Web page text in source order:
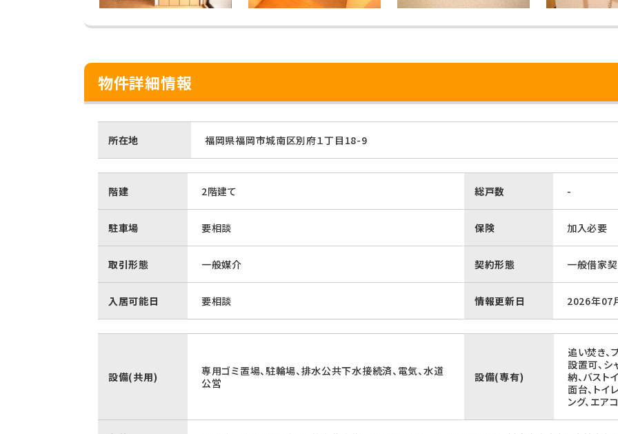
物件詳細情報
所在地 福岡県福岡市城南区別府１丁目18-9
階建 2階建て 総戸数 -
駐車場 要相談 保険 加入必要
取引形態 一般媒介 契約形態 一般借家
入居可能日 要相談 情報更新日 2026年07
設備(共用)
専用ゴミ置場、駐輪場、排水公共下水接続済、電気、水道
公営
設備(専有)
追い焚き、
設置可、シ
納、バスト
面台、トイ
ング、エア